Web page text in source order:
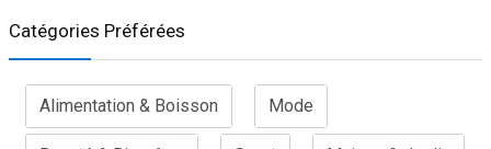
Catégories Préférées
Alimentation & Boisson Mode